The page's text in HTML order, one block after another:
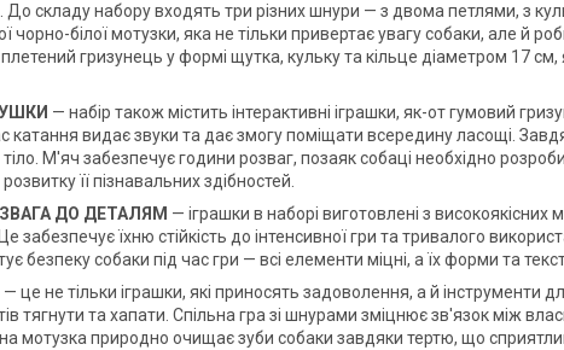
До складу набору входять три різних шнури — з двома петлями, з
чорно-білої мотузки, яка не тільки привертає увагу собаки, але й
плетений гризунець у формі щутка, кульку та кільце діаметром 17 см,
— набір також містить інтерактивні іграшки, як-от гумовий
катання видає звуки та дає змогу поміщати всередину ласощі.
тіло. М'яч забезпечує години розваг, позаяк собаці необхідно
її пізнавальних здібностей.
ЗВАГА ДО ДЕТАЛЯМ — іграшки в наборі виготовлені з
забезпечує їхню стійкість до інтенсивної гри та тривалого
безпеку собаки під час гри — всі елементи міцні, а їх форми та
— це не тільки іграшки, які приносять задоволення, а й інструменти
тягнути та хапати. Спільна гра зі шнурами зміцнює зв'язок між
мотузка природно очищає зуби собаки завдяки тертю, що